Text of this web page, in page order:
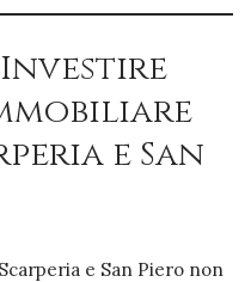
e San
e San Piero non